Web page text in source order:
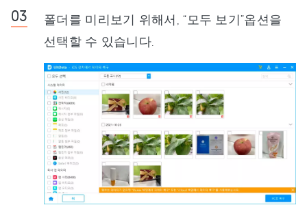
폴더를 미리보기 위해서, “모두 보기”옵션을
선택할 수 있습니다.